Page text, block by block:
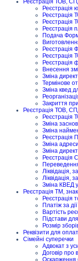
Реєстрація ТОВ,
Реєстрація
Реєстрація
Реєстрація
Подача
Реєстрація
Реєстрація
Реєстрація
Внесення
Зміна
Термінове
Зміна квед
Закриття
Реєстрація ТОВ,
Реєстрація
Зміна
Зміна
Реєстрація
Зміна
Зміна
Реєстрація
Ліквідація,
Ліквідація,
Зміна КВЕД у
Реєстрація ТМ,
Реєстрація
Платіж за
Вартість
Підстави
Розмір
Реквізити для
Сімейні суперечки
Адвокат з
Договір про
Оскарження